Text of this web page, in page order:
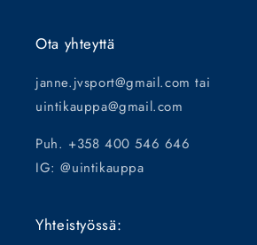
Ota yhteyttä
janne.jvsport@gmail.com tai
uintikauppa@gmail.com
Puh. +358 400 546 646
IG: @uintikauppa
Yhteistyössä: